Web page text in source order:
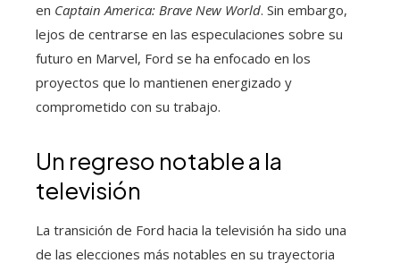
en Captain America: Brave New World. Sin embargo,
lejos de centrarse en las especulaciones sobre su
futuro en Marvel, Ford se ha enfocado en los
proyectos que lo mantienen energizado y
comprometido con su trabajo.
Un regreso notable a la
televisión
La transición de Ford hacia la televisión ha sido una
de las elecciones más notables en su trayectoria